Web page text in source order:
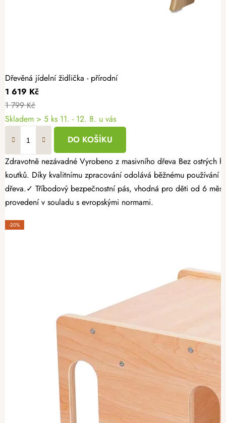
Dřevěná jídelní židlička - přírodní
1 619 Kč
1 799 Kč
Skladem > 5 ks 11. - 12. 8. u vás
DO KOŠÍKU
Zdravotně nezávadné Vyrobeno z masivního dřeva Bez ostrých hran a třísek Dřevěná jídelní židlička značky AtmoWood usnadní každodenní stolování doma i v prostředí restaurací, kaváren nebo dětských
koutků. Díky kvalitnímu zpracování odolává běžnému
dřeva.✓ Tříbodový bezpečnostní pás, vhodná pro děti od 6
provedení v souladu s evropskými normami.
-20%